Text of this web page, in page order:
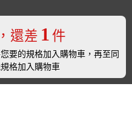
還差 1 件
要的規格加入購物車，再至同
格加入購物車